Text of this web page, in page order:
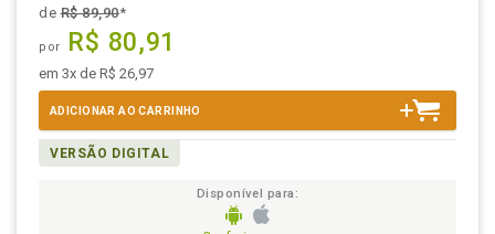
deR$ 89,90*
por R$ 80,91
em 3x de R$ 26,97
ADICIONAR AO CARRINHO
VERSÃO DIGITAL
Disponível para: